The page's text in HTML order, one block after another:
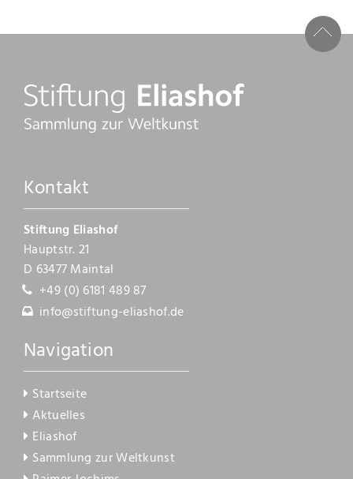
Stiftung
Kontakt
Kontakt
Stiftung Eliashof
Hauptstr. 21
D 63477 Maintal
+49 (0) 6181 489 87
info@stiftung-eliashof.de
Navigation
Startseite
Aktuelles
Eliashof
Sammlung zur Weltkunst